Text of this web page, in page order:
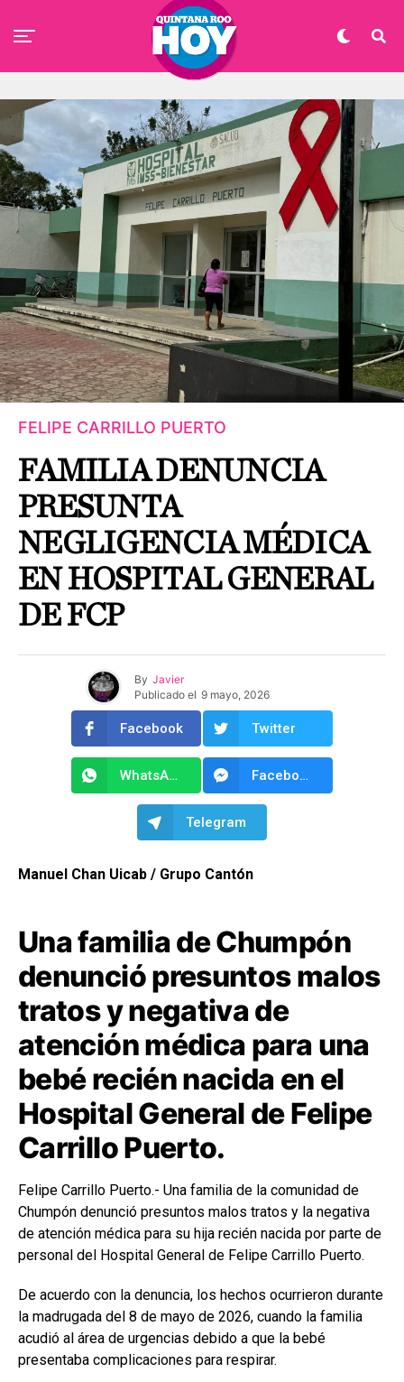
FELIPE CARRILLO PUERTO
FAMILIA DENUNCIA
PRESUNTA
NEGLIGENCIA MÉDICA
EN HOSPITAL GENERAL
DE FCP
By Javier
Publicado el 9 mayo, 2026
Facebook Twitter
WhatsApp Facebook Messenger
Telegram
Manuel Chan Uicab / Grupo Cantón
Una familia de Chumpón
denunció presuntos malos
tratos y negativa de
atención médica para una
bebé recién nacida en el
Hospital General de Felipe
Carrillo Puerto.
Felipe Carrillo Puerto.- Una familia de la comunidad de
Chumpón denunció presuntos malos tratos y la negativa
de atención médica para su hija recién nacida por parte de
personal del Hospital General de Felipe Carrillo Puerto.
De acuerdo con la denuncia, los hechos ocurrieron durante
la madrugada del 8 de mayo de 2026, cuando la familia
acudió al área de urgencias debido a que la bebé
presentaba complicaciones para respirar.